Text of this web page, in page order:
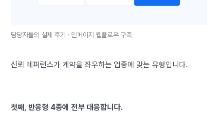
담당자들의 실제 후기 · 인페이지 웹플로우 구축
신뢰 레퍼런스가 계약을 좌우하는 업종에 맞는 유형입니다.
첫째, 반응형 4종에 전부 대응합니다.